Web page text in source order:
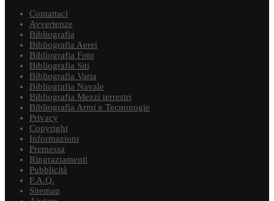
Contattaci
Avvertenze
Bibliografia
Bibliografia Aerei
Bibliografia Foto
Bibliografia Siti
Bibliografia Varia
Bibliografia Navale
Bibliografia Mezzi terrestri
Bibliografia Armi e Tecnonogie
Privacy
Copyright
Informazioni
Premessa
Ringraziamenti
Pubblicità
F.A.Q.
Sitemap